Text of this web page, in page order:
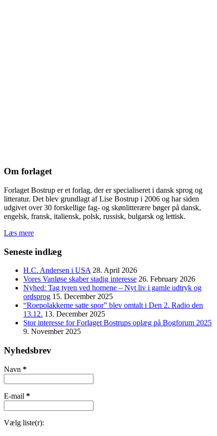
Om forlaget
Forlaget Bostrup er et forlag, der er specialiseret i dansk sprog og
litteratur. Det blev grundlagt af Lise Bostrup i 2006 og har siden
udgivet over 30 forskellige fag- og skønlitterære bøger på dansk,
engelsk, fransk, italiensk, polsk, russisk, bulgarsk og lettisk.
Læs mere
Seneste indlæg
H.C. Andersen i USA 28. April 2026
Vores Vanløse skaber stadig interesse 26. February 2026
Nyhed: Tag tyren ved hornene – Nyt liv i gamle udtryk og
ordsprog 15. December 2025
“Roepolakkerne satte spor” blev omtalt i Den 2. Radio den
13.12. 13. December 2025
Stor interesse for Forlaget Bostrups oplæg på Bogforum 2025
9. November 2025
Nyhedsbrev
Navn *
E-mail *
Vælg liste(r):